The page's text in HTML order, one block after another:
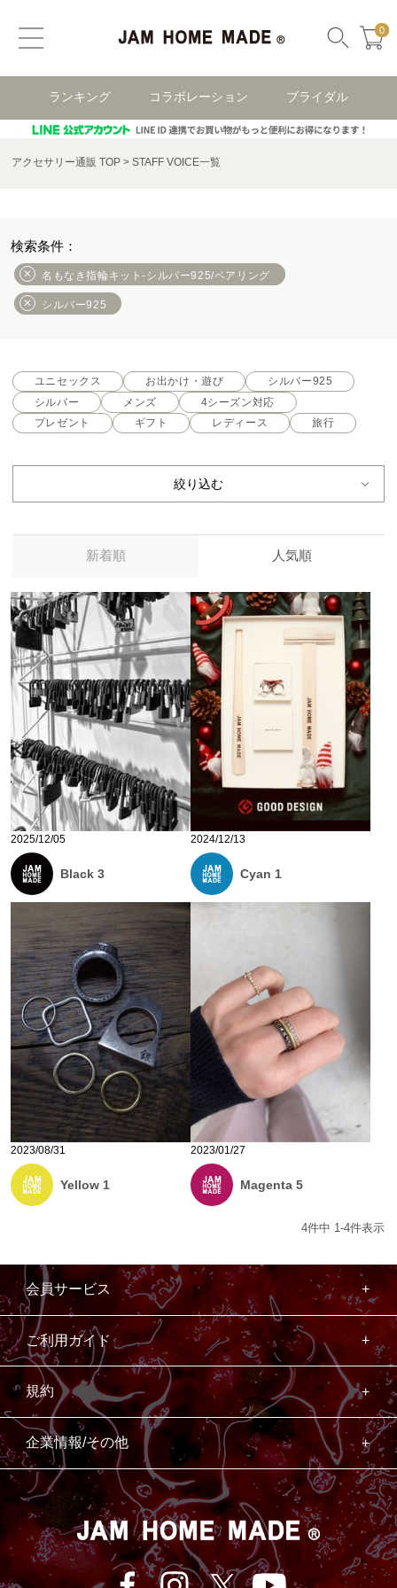
0
ランキング コラボレーション ブライダル
アクセサリー通販 TOP STAFF VOICE一覧
名もなき指輪キット-シルバー925/ペアリング
シルバー925
ユニセックス お出かけ・遊び
シルバー925
シルバー
メンズ
4シーズン対応
プレゼント
ギフト レディース 旅行
絞り込む
新着順 人気順
2025/12/05
Black 3
2024/12/13
Cyan 1
2023/08/31
Yellow 1
2023/01/27
Magenta 5
4件中 1 -4件表示
会員サービス
ご利用ガイド
規約
企業情報/その他